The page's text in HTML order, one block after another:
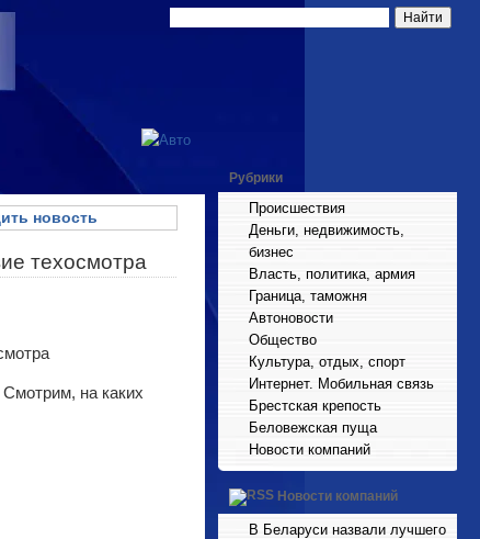
новость
техосмотра
Смотрим, на каких
Рубрики
Происшествия
Деньги, недвижимость,
бизнес
Власть, политика, армия
Граница, таможня
Автоновости
Общество
Культура, отдых, спорт
Интернет. Мобильная связь
Брестская крепость
Беловежская пуща
Новости компаний
Новости компаний
В Беларуси назвали лучшего